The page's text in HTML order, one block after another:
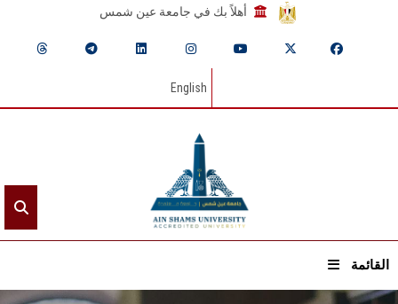
أهلاً بك في جامعة عين شمس
English
القائمة